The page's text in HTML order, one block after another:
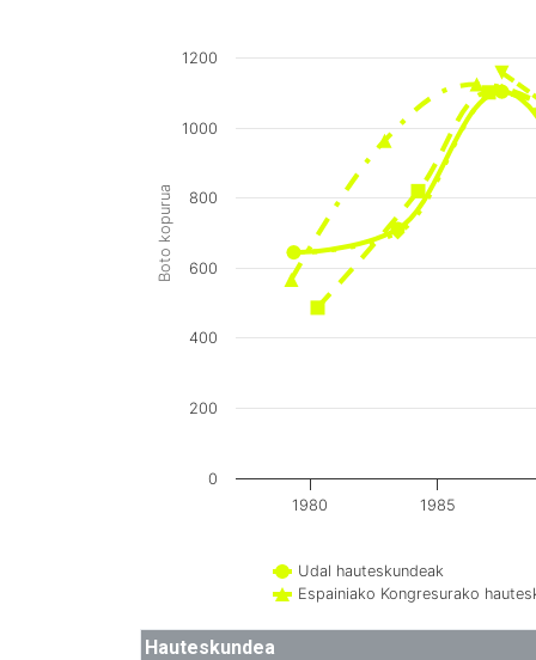
Boto kopurua
Udal hauteskundeak
Espainiako Kongresurako
1980 1985
0
200
400
600
800
1000
1200
Hauteskundea